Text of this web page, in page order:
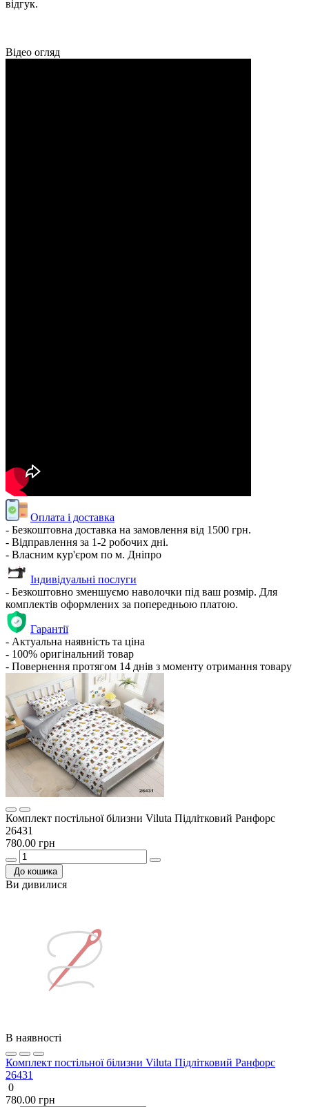
відгук.
Відео огляд
Оплата і доставка
- Безкоштовна доставка на замовлення від 1500 грн.
- Відправлення за 1-2 робочих дні.
- Власним кур'єром по м. Дніпро
Індивідуальні послуги
- Безкоштовно зменшуємо наволочки під ваш розмір. Для
комплектів оформлених за попередньою платою.
Гарантії
- Актуальна наявність та ціна
- 100% оригінальний товар
- Повернення протягом 14 днів з моменту отримання товару
Комплект постільної білизни Viluta Підлітковий Ранфорс
26431
780.00 грн
До кошика
Ви дивилися
В наявності
Комплект постільної білизни Viluta Підлітковий Ранфорс
26431
0
780.00 грн